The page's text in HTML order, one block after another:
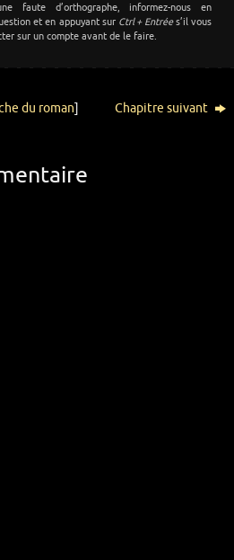
faute d’orthographe, informez-nous en
et en appuyant sur Ctrl + Entrées’il vous
sur un compte avant de le faire.
du roman] Chapitre suivant